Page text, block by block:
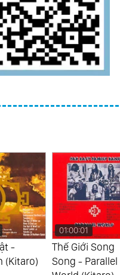
00:34:37
Tenkujin (Kitaro)